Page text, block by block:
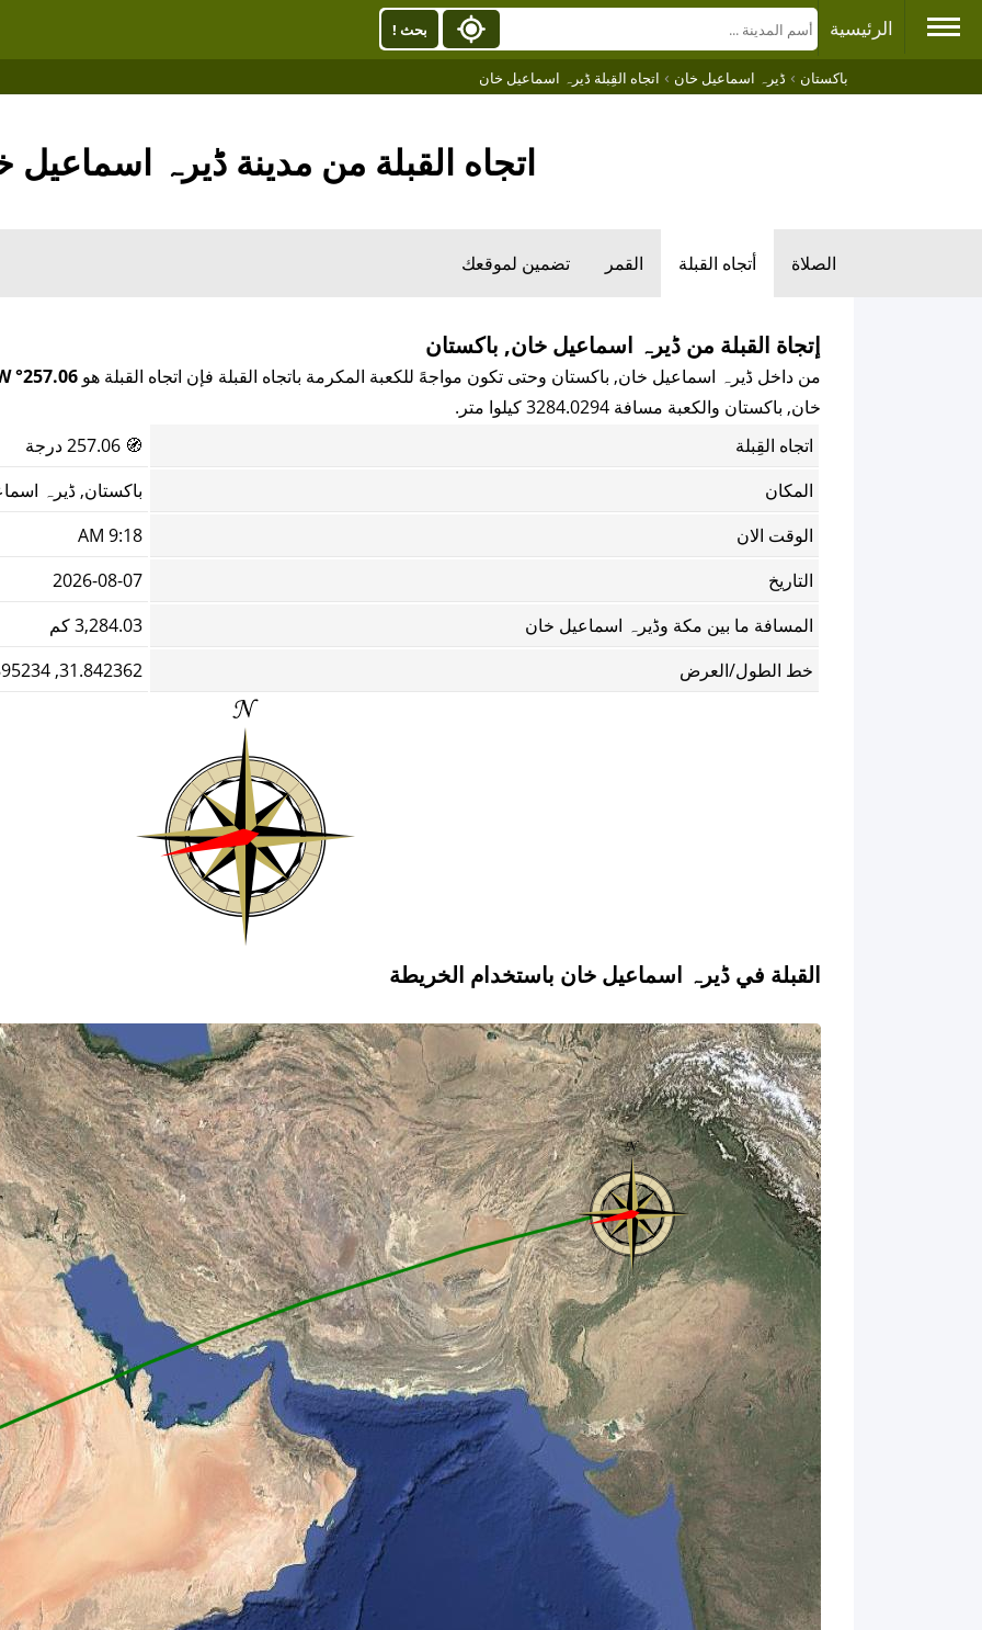
الرئيسية بحث !
باكستان › ڈیرہ اسماعیل خان › اتجاه القِبلة ڈیرہ اسماعیل خان
اتجاه القبلة من مدينة ڈیرہ اسماعیل
الصلاة أتجاه القبلة القمر تضمين لموقعك
إتجاة القبلة من ڈیرہ اسماعیل خان, باكستان
من داخل ڈیرہ اسماعیل خان, باكستان وحتى تكون مواجهً للكعبة المكرمة باتجاه القبلة فإن اتجاه القبلة هو 257.06° WSW
خان, باكستان والكعبة مسافة 3284.0294 كيلوا متر.
اتجاه القِبلة
🧭
المكان
باكستان, ڈیرہ
الوقت الان
9:18 AM
التاريخ
2026-08-07
المسافة ما بين مكة وڈیرہ اسماعیل خان
3,284.03 كم
خط الطول/العرض
31.842362, 70.895234
القبلة في ڈیرہ اسماعیل خان باستخدام الخريطة